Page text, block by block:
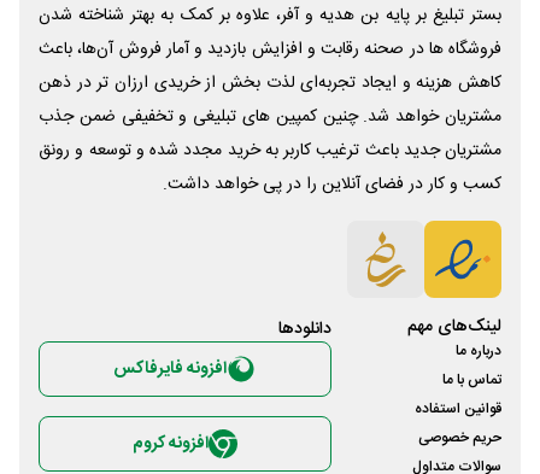
بستر تبلیغ بر پایه بن هدیه و آفر، علاوه بر کمک به بهتر شناخته شدن
فروشگاه ها در صحنه رقابت و افزایش بازدید و آمار فروش آن‌ها، باعث
کاهش هزینه و ایجاد تجربه‌ای لذت بخش از خریدی ارزان تر در ذهن
مشتریان خواهد شد. چنین کمپین های تبلیغی و تخفیفی ضمن جذب
مشتریان جدید باعث ترغیب کاربر به خرید مجدد شده و توسعه و رونق
کسب و کار در فضای آنلاین را در پی خواهد داشت.
لینک‌های مهم
درباره ما
تماس با ما
قوانین استفاده
حریم خصوصی
سوالات متداول
دانلود‌ها
افزونه فایرفاکس
افزونه کروم